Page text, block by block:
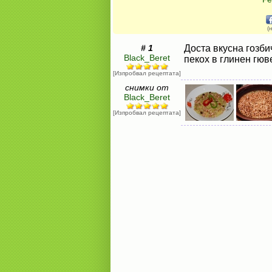
# 1
Black_Beret
[Изпробвал рецептата]
Доста вкусна
пекох в глинен
снимки от
Black_Beret
[Изпробвал рецептата]